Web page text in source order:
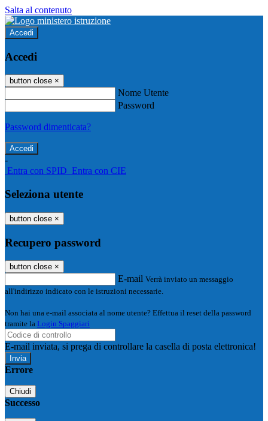
Salta al contenuto
Accedi
Accedi
button close ×
Nome Utente
Password
Password dimenticata?
-
Entra con SPID Entra con CIE
Seleziona utente
button close ×
Recupero password
button close ×
E-mail Verrà inviato un messaggio
all'indirizzo indicato con le istruzioni necessarie.
Non hai una e-mail associata al nome utente? Effettua il reset della password
tramite la Login Spaggiari
E-mail inviata, si prega di controllare la casella di posta elettronica!
Errore
Chiudi
Successo